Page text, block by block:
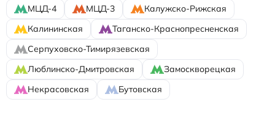
МЦД-4
МЦД-3
Калужско-Рижская
Калининская
Таганско-Краснопресненская
Серпуховско-Тимирязевская
Люблинско-Дмитровская
Замоскворецкая
Некрасовская
Бутовская